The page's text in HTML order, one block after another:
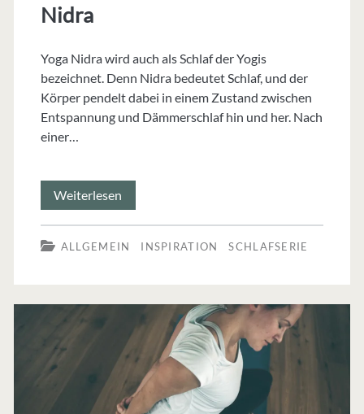
Nidra
Yoga Nidra wird auch als Schlaf der Yogis
bezeichnet. Denn Nidra bedeutet Schlaf, und der
Körper pendelt dabei in einem Zustand zwischen
Entspannung und Dämmerschlaf hin und her. Nach
einer…
Weiterlesen
Schlafen
mit
ALLGEMEIN INSPIRATION SCHLAFSERIE